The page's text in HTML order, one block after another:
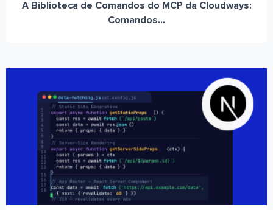
A Biblioteca de Comandos do MCP da Cloudways:
Comandos...